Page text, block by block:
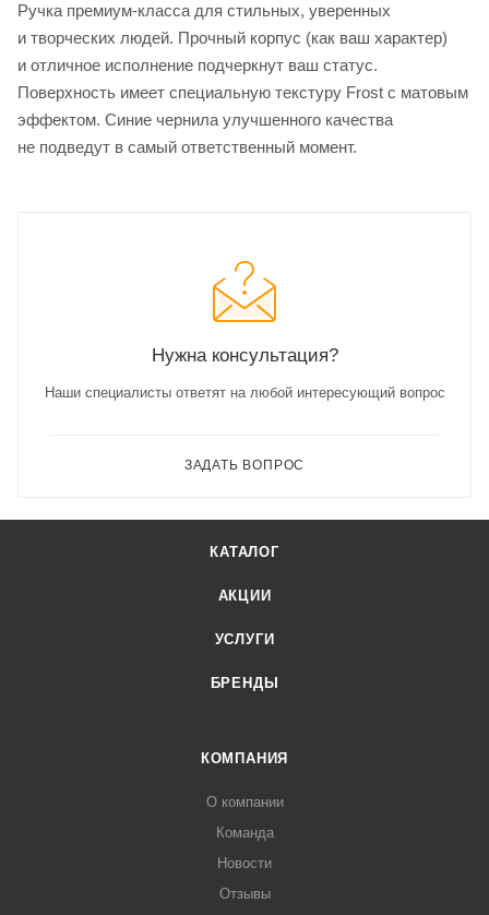
Ручка премиум-класса для стильных, уверенных
и творческих людей. Прочный корпус (как ваш характер)
и отличное исполнение подчеркнут ваш статус.
Поверхность имеет специальную текстуру Frost с матовым
эффектом. Синие чернила улучшенного качества
не подведут в самый ответственный момент.
Нужна консультация?
Наши специалисты ответят на любой интересующий вопрос
ЗАДАТЬ ВОПРОС
КАТАЛОГ
АКЦИИ
УСЛУГИ
БРЕНДЫ
КОМПАНИЯ
О компании
Команда
Новости
Отзывы